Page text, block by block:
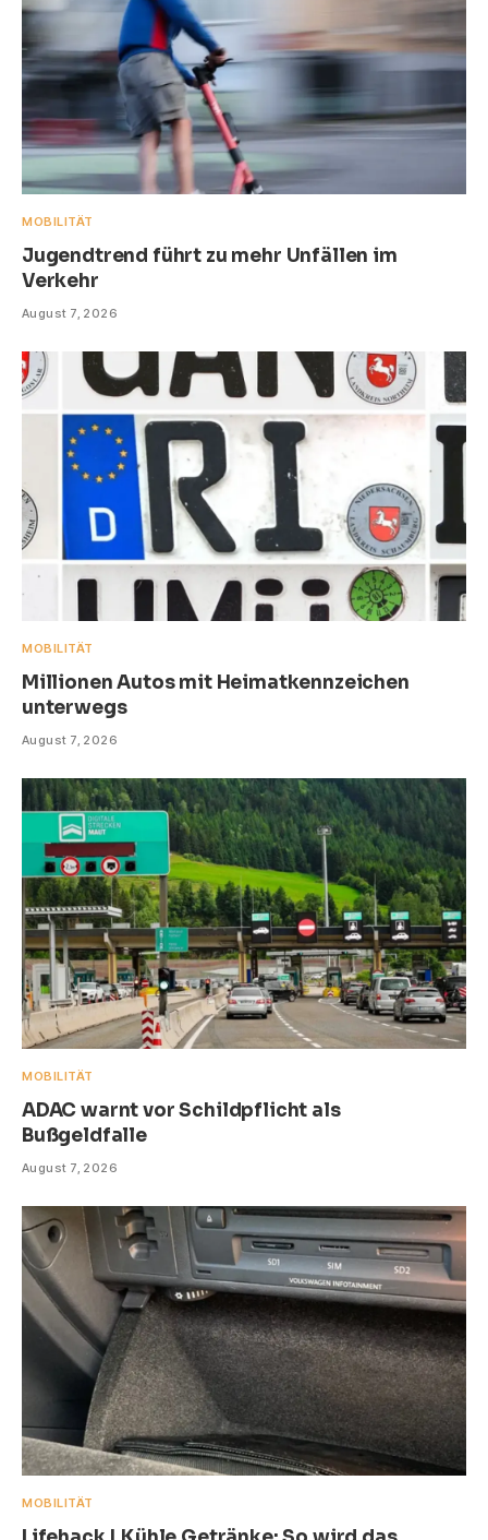
MOBILITÄT
Jugendtrend führt zu mehr Unfällen im
Verkehr
August 7, 2026
MOBILITÄT
Millionen Autos mit Heimatkennzeichen
unterwegs
August 7, 2026
MOBILITÄT
ADAC warnt vor Schildpflicht als
Bußgeldfalle
August 7, 2026
MOBILITÄT